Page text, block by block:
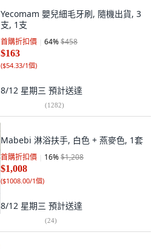
Yecomam 嬰兒細毛牙刷, 隨機出貨, 3
支, 1支
首購折扣價 64%$458
$163
($54.33/1個)
8/12 星期三 預計送達
(1282)
Mabebi 淋浴扶手, 白色 + 燕麥色, 1套
首購折扣價 16%$1,208
$1,008
($1008.00/1個)
8/12 星期三 預計送達
(24)